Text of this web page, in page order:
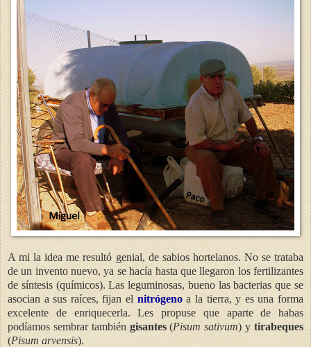
A mi la idea me resultó genial, de sabios hortelanos. No se trataba
de un invento nuevo, ya se hacía hasta que llegaron los fertilizantes
de síntesis (químicos). Las leguminosas, bueno las bacterias que se
asocian a sus raíces, fijan el nitrógenoa la tierra, y es una forma
excelente de enriquecerla. Les propuse que aparte de habas
podíamos sembrar también gisantes(Pisum sativum) ytirabeques
(Pisum arvensis).